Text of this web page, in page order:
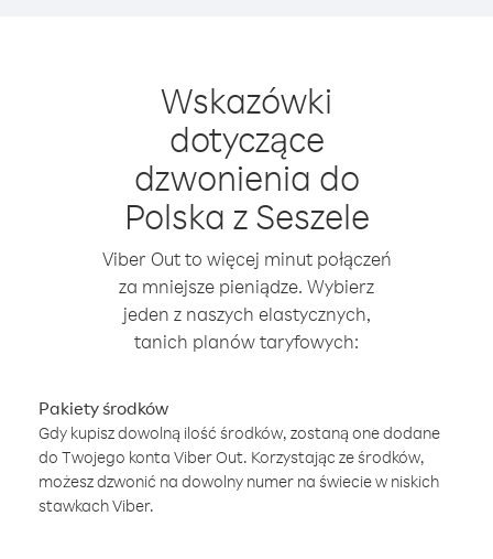
Wskazówki
dotyczące
dzwonienia do
Polska z Seszele
Viber Out to więcej minut połączeń
za mniejsze pieniądze. Wybierz
jeden z naszych elastycznych,
tanich planów taryfowych:
Pakiety środków
Gdy kupisz dowolną ilość środków, zostaną one dodane
do Twojego konta Viber Out. Korzystając ze środków,
możesz dzwonić na dowolny numer na świecie w niskich
stawkach Viber.